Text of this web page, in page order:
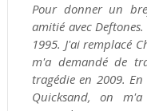
Pour donner un
amitié avec
1995. J'ai remplacé
m'a demandé de
tragédie en 2009.
Quicksand, on